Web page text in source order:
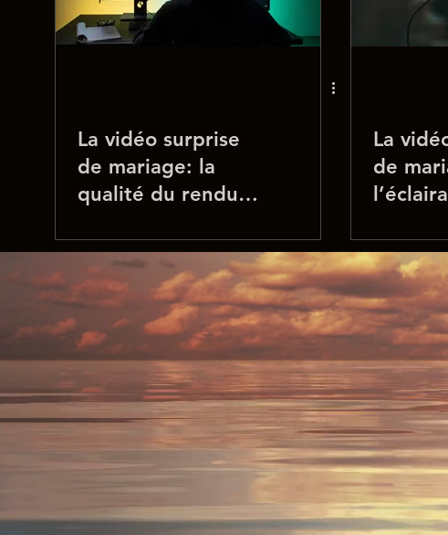
La vidéo surprise
de mariage: la
qualité du rendu
La
de